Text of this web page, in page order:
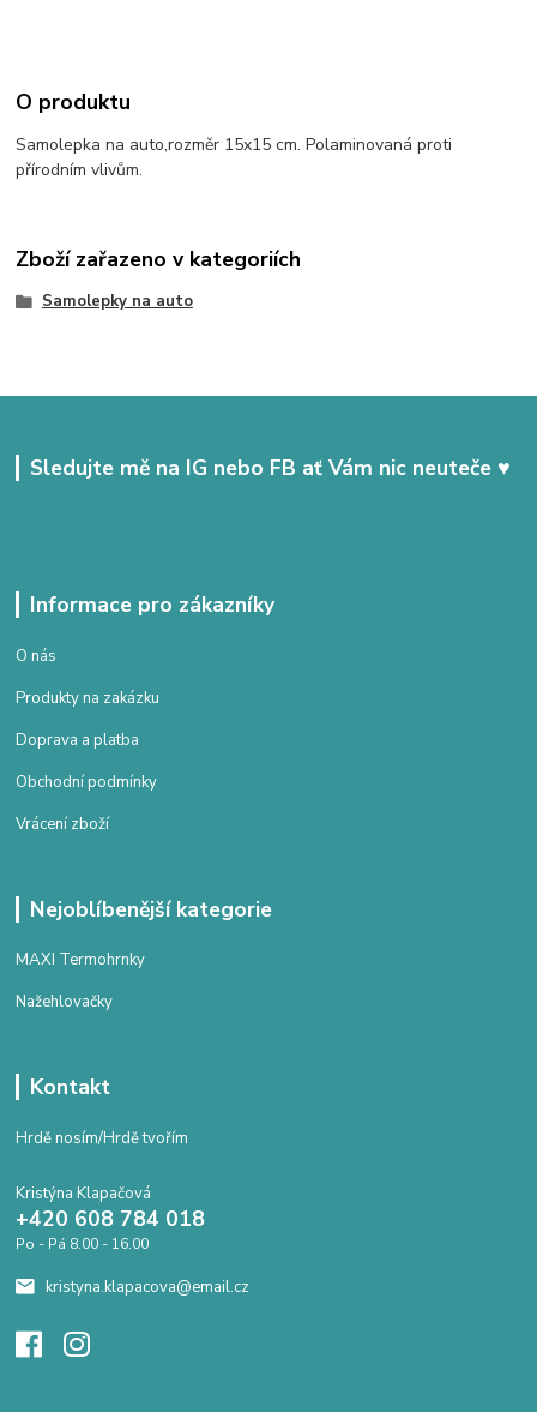
O produktu
Samolepka na auto,rozměr 15x15 cm. Polaminovaná proti
přírodním vlivům.
Zboží zařazeno v kategoriích
Samolepky na auto
Sledujte mě na IG nebo FB ať Vám nic neuteče ♥
Informace pro zákazníky
O nás
Produkty na zakázku
Doprava a platba
Obchodní podmínky
Vrácení zboží
Nejoblíbenější kategorie
MAXI Termohrnky
Nažehlovačky
Kontakt
Hrdě nosím/Hrdě tvořím
Kristýna Klapačová
+420 608 784 018
Po - Pá 8.00 - 16.00
kristyna.klapacova@email.cz